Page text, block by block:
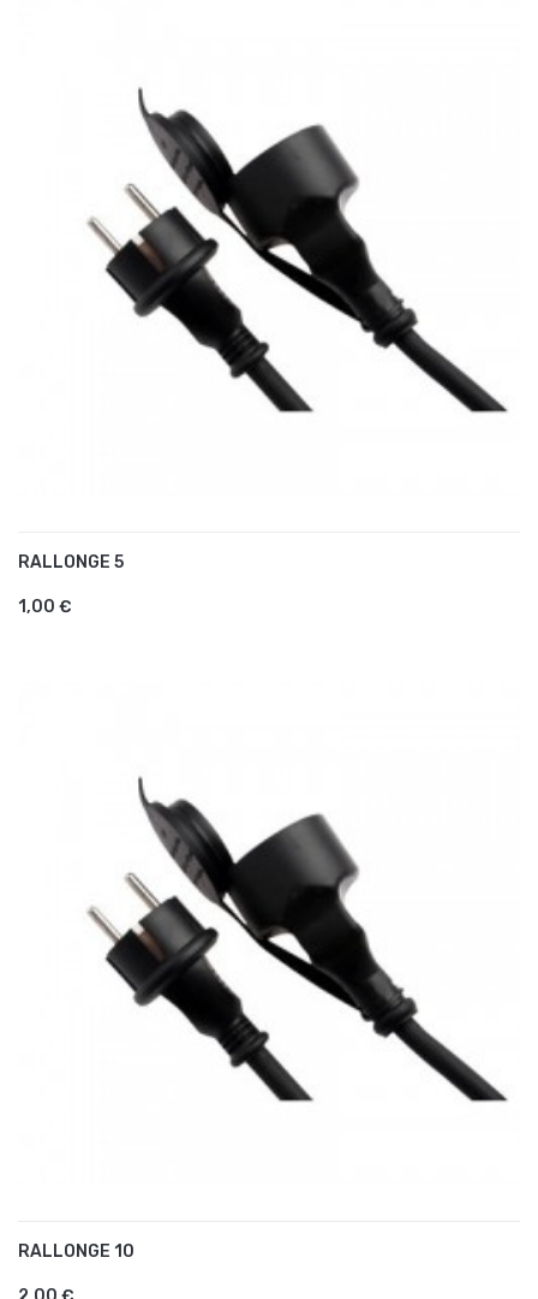
RALLONGE 5
1,00 €
RALLONGE 10